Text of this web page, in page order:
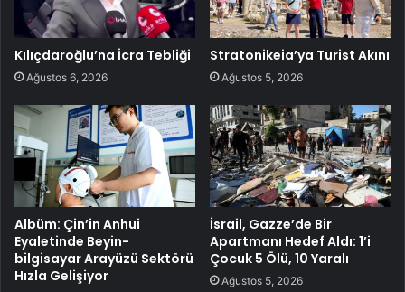
Kılıçdaroğlu’na İcra Tebliği
Ağustos 6, 2026
Stratonikeia’ya Turist Akını
Ağustos 5, 2026
Albüm: Çin’in Anhui
Eyaletinde Beyin-
bilgisayar Arayüzü Sektörü
Hızla Gelişiyor
İsrail, Gazze’de Bir
Apartmanı Hedef Aldı: 1’i
Çocuk 5 Ölü, 10 Yaralı
Ağustos 5, 2026